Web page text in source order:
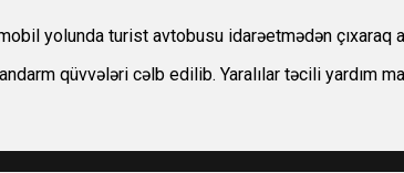
yolunda turist avtobusu idarəetmədən çıxaraq
qüvvələri cəlb edilib. Yaralılar təcili yardım